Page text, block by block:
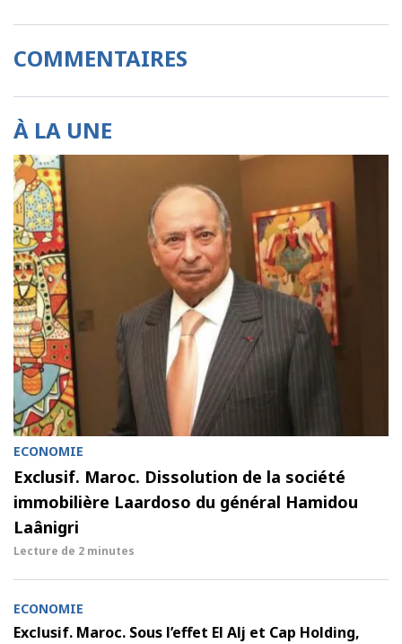
COMMENTAIRES
À LA UNE
ECONOMIE
Exclusif. Maroc. Dissolution de la société
immobilière Laardoso du général Hamidou
Laânigri
Lecture de 2 minutes
ECONOMIE
Exclusif. Maroc. Sous l’effet El Alj et Cap Holding,